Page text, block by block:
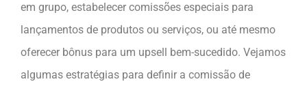
em grupo, estabelecer comissões especiais para
lançamentos de produtos ou serviços, ou até mesmo
oferecer bônus para um upsell bem-sucedido. Vejamos
algumas estratégias para definir a comissão de